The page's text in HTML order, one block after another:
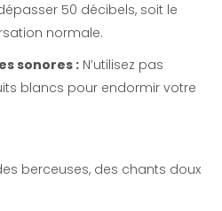
50 décibels, soit le
normale.
sonores : N’utilisez pas
blancs pour endormir votre
berceuses, des chants doux